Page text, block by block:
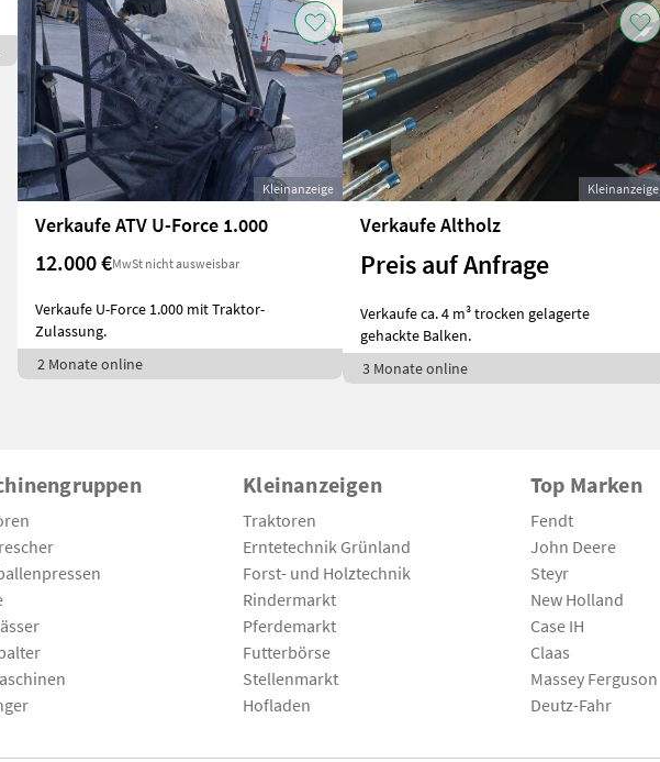
Kleinanzeige
Verkaufe ATV U-Force 1.000
12.000 €MwSt nicht ausweisbar
Verkaufe U-Force 1.000 mit Traktor-
Zulassung.
2 Monate online
Kleinanzeige
Verkaufe Altholz
Preis auf Anfrage
Verkaufe ca. 4 m³ trocken gelagerte
gehackte Balken.
3 Monate online
Kleinanzeigen
Traktoren
Erntetechnik Grünland
Forst- und Holztechnik
Rindermarkt
Pferdemarkt
Futterbörse
Stellenmarkt
Hofladen
Top Marken
Fendt
John Deere
Steyr
New Holland
Case IH
Claas
Massey Ferguson
Deutz-Fahr